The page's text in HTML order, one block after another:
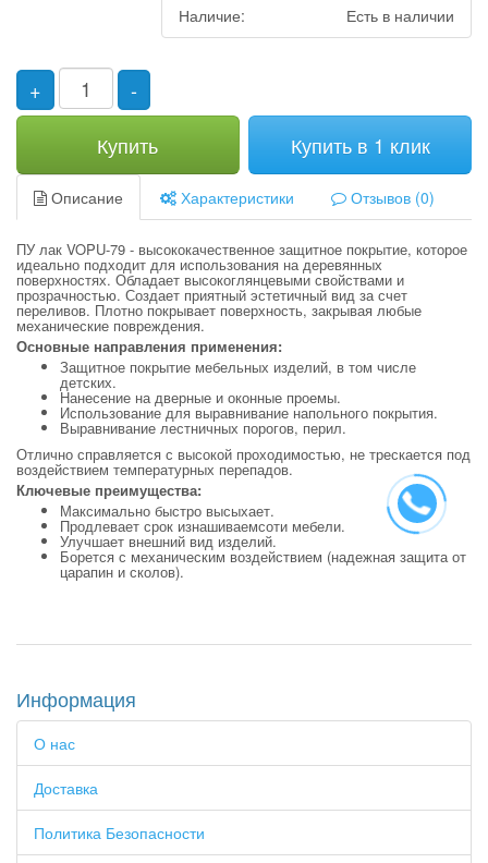
Наличие: Есть в наличии
+
-
Купить
Купить в 1 клик
Описание Характеристики Отзывов (0)
ПУ лак VOPU-79 - высококачественное защитное покрытие, которое
идеально подходит для использования на деревянных
поверхностях. Обладает высокоглянцевыми свойствами и
прозрачностью. Создает приятный эстетичный вид за счет
переливов. Плотно покрывает поверхность, закрывая любые
механические повреждения.
Основные направления применения:
Защитное покрытие мебельных изделий, в том числе
детских.
Нанесение на дверные и оконные проемы.
Использование для выравнивание напольного покрытия.
Выравнивание лестничных порогов, перил.
Отлично справляется с высокой проходимостью, не трескается под
воздействием температурных перепадов.
Ключевые преимущества:
Максимально быстро высыхает.
Продлевает срок изнашиваемсоти мебели.
Улучшает внешний вид изделий.
Борется с механическим воздействием (надежная защита от
царапин и сколов).
Информация
О нас
Доставка
Политика Безопасности